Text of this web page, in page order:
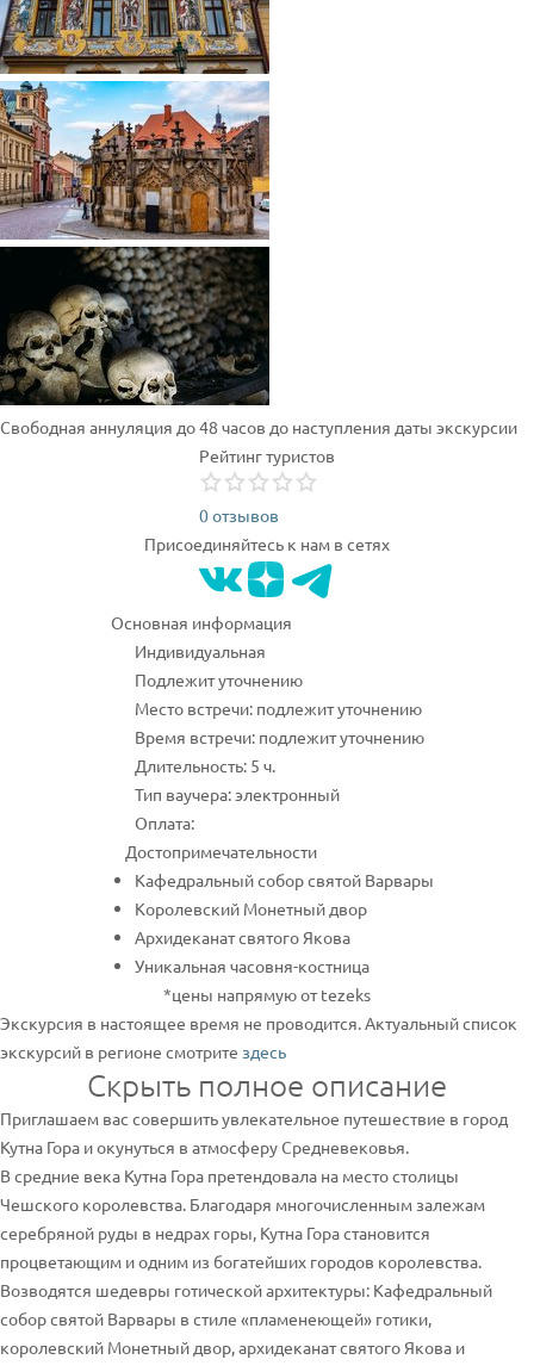
Свободная аннуляция до 48 часов до наступления даты экскурсии
Рейтинг туристов
0 отзывов
Присоединяйтесь к нам в сетях
Основная информация
Индивидуальная
Подлежит уточнению
Место встречи: подлежит уточнению
Время встречи: подлежит уточнению
Длительность: 5 ч.
Тип ваучера: электронный
Оплата:
Достопримечательности
Кафедральный собор святой Варвары
Королевский Монетный двор
Архидеканат святого Якова
Уникальная часовня-костница
*цены напрямую от tezeks
Экскурсия в настоящее время не проводится. Актуальный список
экскурсий в регионе смотрите здесь
Скрыть полное описание
Приглашаем вас совершить увлекательное путешествие в город
Кутна Гора и окунуться в атмосферу Средневековья.
В средние века Кутна Гора претендовала на место столицы
Чешского королевства. Благодаря многочисленным залежам
серебряной руды в недрах горы, Кутна Гора становится
процветающим и одним из богатейших городов королевства.
Возводятся шедевры готической архитектуры: Кафедральный
собор святой Варвары в стиле «пламенеющей» готики,
королевский Монетный двор, архидеканат святого Якова и